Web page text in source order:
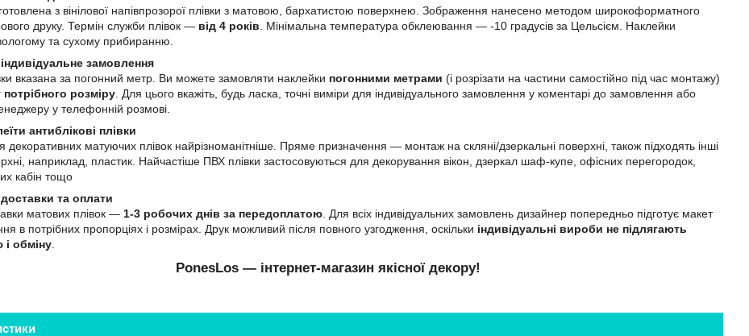
з вінілової напівпрозорої плівки з матовою, бархатистою поверхнею. Зображення нанесено методом широкоформатного
друку. Термін служби плівок ― від 4 років . Мінімальна температура обклеювання ― -10 градусів за Цельсієм. Наклейки
та сухому прибиранню.
замовлення
вказана за погонний метр. Ви можете замовляти наклейки погонними метрами (і розрізати на частини самостійно під час монтажу)
розміру . Для цього вкажіть, будь ласка, точні виміри для індивідуального замовлення у коментарі до замовлення або
у телефонній розмові.
антиблікові плівки
декоративних матуючих плівок найрізноманітніше. Пряме призначення ― монтаж на скляні/дзеркальні поверхні, також підходять інші
наприклад, пластик. Найчастіше ПВХ плівки застосовуються для декорування вікон, дзеркал шаф-купе, офісних перегородок,
кабін тощо
та оплати
матових плівок ― 1-3 робочих днів за передоплатою . Для всіх індивідуальних замовлень дизайнер попередньо підготує макет
в потрібних пропорціях і розмірах. Друк можливий після повного узгодження, оскільки індивідуальні вироби не підлягають
обміну
PonesLos — інтернет-магазин якісної декору!